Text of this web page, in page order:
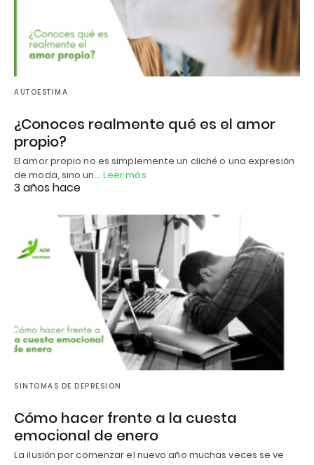
AUTOESTIMA
¿Conoces realmente qué es el amor
propio?
El amor propio no es simplemente un cliché o una expresión
de moda, sino un… Leer más
3 años hace
SINTOMAS DE DEPRESION
Cómo hacer frente a la cuesta
emocional de enero
La ilusión por comenzar el nuevo año muchas veces se ve